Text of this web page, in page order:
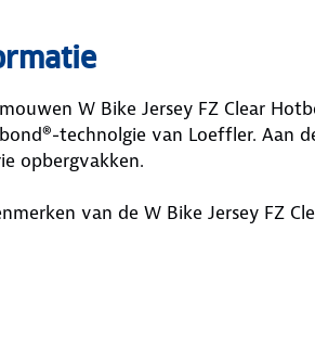
W Bike Jersey FZ Clear
technolgie van Loeffler. Aan
opbergvakken.
van de W Bike Jersey FZ